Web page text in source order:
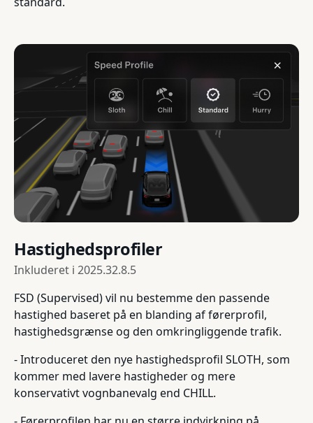
Hastighedsprofiler
Inkluderet i 2025.32.8.5
FSD (Supervised) vil nu bestemme den passende
hastighed baseret på en blanding af førerprofil,
hastighedsgrænse og den omkringliggende trafik.
- Introduceret den nye hastighedsprofil SLOTH, som
kommer med lavere hastigheder og mere
konservativt vognbanevalg end CHILL.